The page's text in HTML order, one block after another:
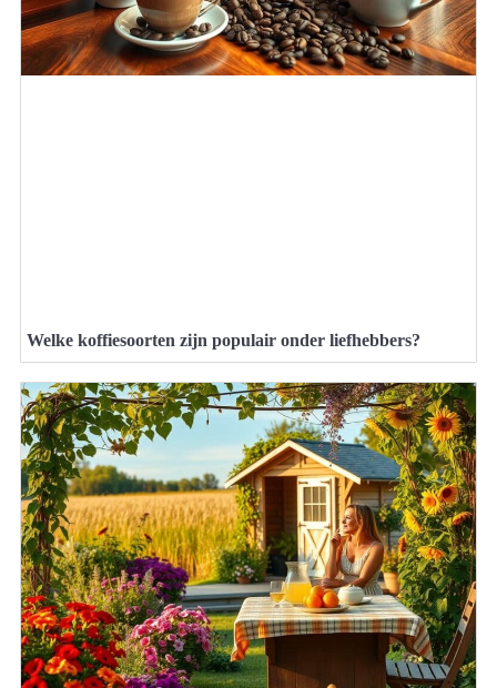
Welke koffiesoorten zijn populair onder liefhebbers?